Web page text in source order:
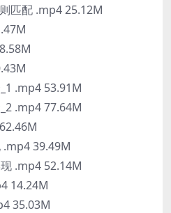
匹配 .mp4 25.12M
.mp4 53.91M
.mp4 77.64M
.mp4 39.49M
.mp4 52.14M
14.24M
35.03M